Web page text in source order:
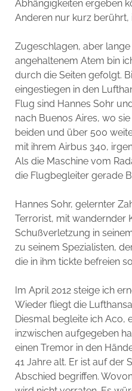
Abhängigkeiten ergeben
Anderen nur kurz
Zugeschlagen, aber
angehaltenem Atem bin
durch die Seiten gefolgt.
eingestiegen in den
Flug sind Hannes Sohr
nach Buenos Aires, wo
beiden und über 500
mit ihrem Airbus 340,
Als die Maschine vom
die Flugbegleiter gerade
Hannes Sohr, gelernter
Terrorist, mit wandernder
Schußverletzung in
zu seinem Spezialisten,
die in ihm tickte befreien
Im April 2012 steige ich
Wieder fliegt die
Diesmal begleite ich Aco,
inzwischen aufgegeben
einen Tremor in den
41 Jahre alt. Er ist auf der
Abschied begriffen.